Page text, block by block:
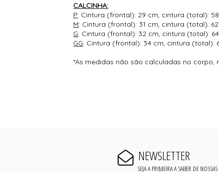
CALCINHA:
P: Cintura (frontal): 29 cm, cintura (total):
M: Cintura (frontal): 31 cm, cintura (total):
G: Cintura (frontal): 32 cm, cintura (total):
GG: Cintura (frontal): 34 cm, cintura (total):
*As medidas não são calculadas no
NEWSLETTER
SEJA A PRIMEIRA A SABER DE